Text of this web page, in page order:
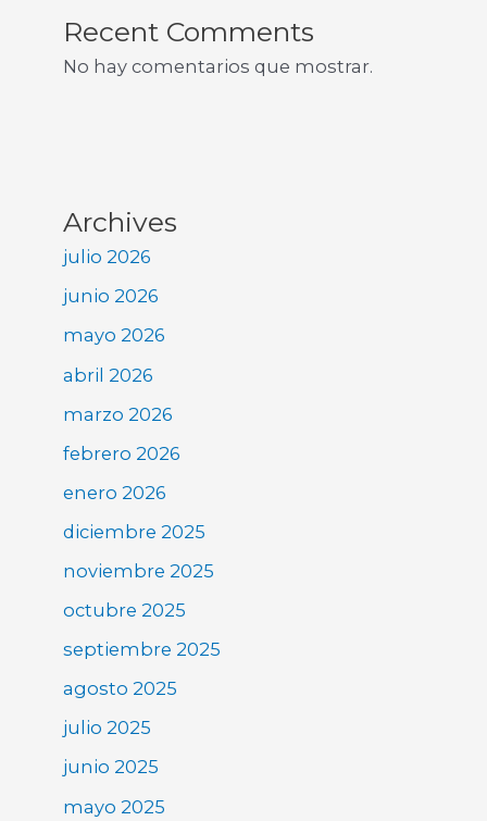
Recent Comments
No hay comentarios que mostrar.
Archives
julio 2026
junio 2026
mayo 2026
abril 2026
marzo 2026
febrero 2026
enero 2026
diciembre 2025
noviembre 2025
octubre 2025
septiembre 2025
agosto 2025
julio 2025
junio 2025
mayo 2025